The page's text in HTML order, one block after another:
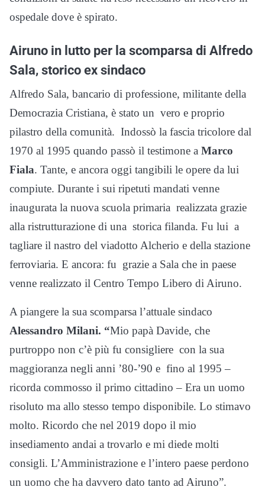
ospedale dove è spirato.
Airuno in lutto per la scomparsa di Alfredo
Sala, storico ex sindaco
Alfredo Sala, bancario di professione, militante della
Democrazia Cristiana, è stato un vero e proprio
pilastro della comunità. Indossò la fascia tricolore dal
1970 al 1995 quando passò il testimone a Marco
Fiala. Tante, e ancora oggi tangibili le opere da lui
compiute. Durante i sui ripetuti mandati venne
inaugurata la nuova scuola primaria realizzata grazie
alla ristrutturazione di una storica filanda. Fu lui a
tagliare il nastro del viadotto Alcherio e della stazione
ferroviaria. E ancora: fu grazie a Sala che in paese
venne realizzato il Centro Tempo Libero di Airuno.
A piangere la sua scomparsa l’attuale sindaco
Alessandro Milani. “Mio papà Davide, che
purtroppo non c’è più fu consigliere con la sua
maggioranza negli anni ’80-’90 e fino al 1995 –
ricorda commosso il primo cittadino – Era un uomo
risoluto ma allo stesso tempo disponibile. Lo stimavo
molto. Ricordo che nel 2019 dopo il mio
insediamento andai a trovarlo e mi diede molti
consigli. L’Amministrazione e l’intero paese perdono
un uomo che ha davvero dato tanto ad Airuno”.